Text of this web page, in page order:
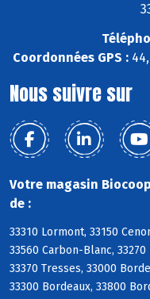
Coordonnées GPS :
Nous suivre sur
Votre magasin
de :
33310 Lormont, 33150
33560 Carbon-Blanc, 33270
33370 Tresses, 33000
33300 Bordeaux, 33800